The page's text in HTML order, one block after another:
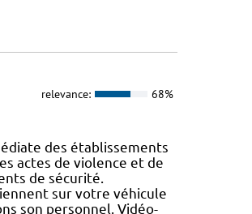
relevance: 68%
des établissements
actes de violence et de
de sécurité.
sur votre véhicule
son personnel. Vidéo-